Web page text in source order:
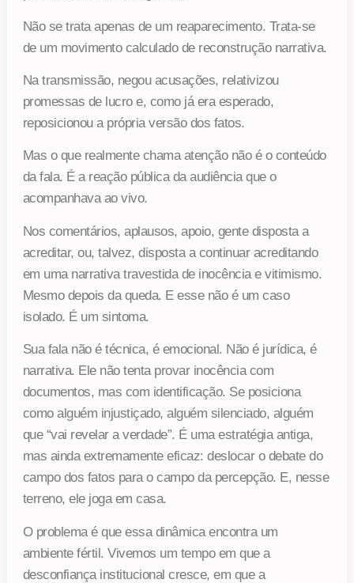
Não se trata apenas de um reaparecimento. Trata-se
de um movimento calculado de reconstrução narrativa.
Na transmissão, negou acusações, relativizou
promessas de lucro e, como já era esperado,
reposicionou a própria versão dos fatos.
Mas o que realmente chama atenção não é o conteúdo
da fala. É a reação pública da audiência que o
acompanhava ao vivo.
Nos comentários, aplausos, apoio, gente disposta a
acreditar, ou, talvez, disposta a continuar acreditando
em uma narrativa travestida de inocência e vitimismo.
Mesmo depois da queda. E esse não é um caso
isolado. É um sintoma.
Sua fala não é técnica, é emocional. Não é jurídica, é
narrativa. Ele não tenta provar inocência com
documentos, mas com identificação. Se posiciona
como alguém injustiçado, alguém silenciado, alguém
que “vai revelar a verdade”. É uma estratégia antiga,
mas ainda extremamente eficaz: deslocar o debate do
campo dos fatos para o campo da percepção. E, nesse
terreno, ele joga em casa.
O problema é que essa dinâmica encontra um
ambiente fértil. Vivemos um tempo em que a
desconfiança institucional cresce, em que a